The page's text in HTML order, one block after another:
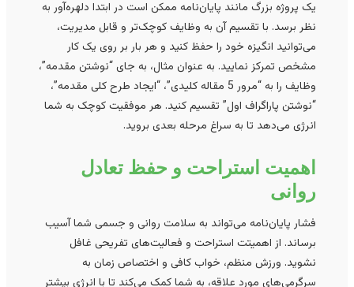
یک پروژه بزرگ مانند پایان‌نامه ممکن است در ابتدا دلهره‌آور به
نظر برسد. با تقسیم آن به وظایف کوچک‌تر و قابل مدیریت،
می‌توانید انگیزه خود را حفظ کنید و هر بار بر روی یک کار
مشخص تمرکز نمایید. به عنوان مثال، به جای “نوشتن مقدمه”،
وظایف را به “مرور 5 مقاله کلیدی”، “ایجاد طرح کلی مقدمه”،
“نوشتن پاراگراف اول” تقسیم کنید. هر موفقیت کوچک به شما
انرژی می‌دهد تا به سراغ مرحله بعدی بروید.
اهمیت استراحت و حفظ تعادل
روانی
فشار پایان‌نامه می‌تواند به سلامت روانی و جسمی شما آسیب
برساند. از اهمیتت استراحت و فعالیت‌های تفریحی غافل
نشوید. ورزش منظم، خواب کافی و اختصاص زمان به
سرگرمی‌های مورد علاقه، به شما کمک می‌کند تا با انرژی بیشتر